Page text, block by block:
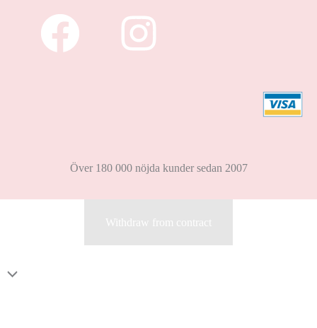
Över 180 000 nöjda kunder sedan 2007
Withdraw from contract